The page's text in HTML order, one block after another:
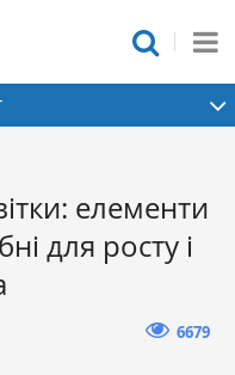
елементи
для росту і
6679